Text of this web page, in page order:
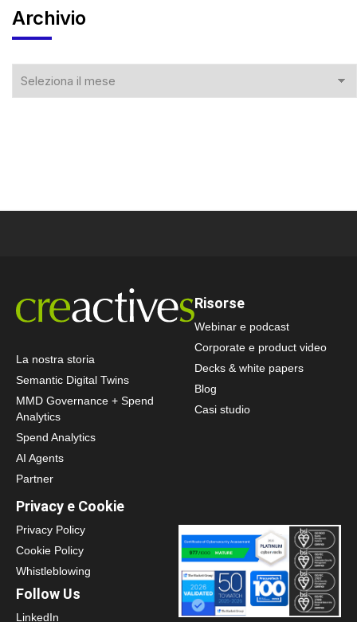
Archivio
La nostra storia
Semantic Digital Twins
MMD Governance + Spend
Analytics
Spend Analytics
AI Agents
Partner
Risorse
Webinar e podcast
Corporate e product video
Decks & white papers
Blog
Casi studio
Privacy e Cookie
Privacy Policy
Cookie Policy
Whistleblowing
Follow Us
LinkedIn